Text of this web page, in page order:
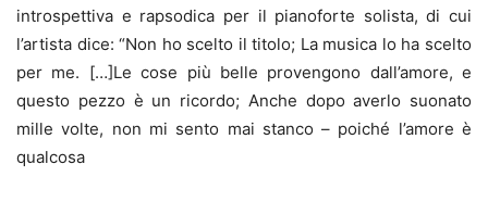
introspettiva e rapsodica per il pianoforte solista, di cui
l’artista dice: “Non ho scelto il titolo; La musica lo ha scelto
per me. […]Le cose più belle provengono dall’amore, e
questo pezzo è un ricordo; Anche dopo averlo suonato
mille volte, non mi sento mai stanco – poiché l’amore è
qualcosa